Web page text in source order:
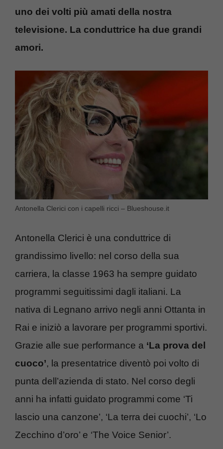
uno dei volti più amati della nostra
televisione. La conduttrice ha due grandi
amori.
Antonella Clerici con i capelli ricci – Blueshouse.it
Antonella Clerici è una conduttrice di
grandissimo livello: nel corso della sua
carriera, la classe 1963 ha sempre guidato
programmi seguitissimi dagli italiani. La
nativa di Legnano arrivo negli anni Ottanta in
Rai e iniziò a lavorare per programmi sportivi.
Grazie alle sue performance a ‘La prova del
cuoco’, la presentatrice diventò poi volto di
punta dell’azienda di stato. Nel corso degli
anni ha infatti guidato programmi come ‘Ti
lascio una canzone’, ‘La terra dei cuochi’, ‘Lo
Zecchino d’oro’ e ‘The Voice Senior’.